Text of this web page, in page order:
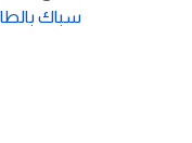
سباك